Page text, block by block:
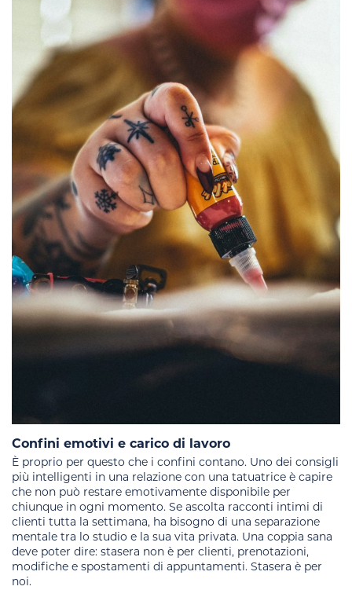
Confini emotivi e carico di lavoro
È proprio per questo che i confini contano. Uno dei consigli
più intelligenti in una relazione con una tatuatrice è capire
che non può restare emotivamente disponibile per
chiunque in ogni momento. Se ascolta racconti intimi di
clienti tutta la settimana, ha bisogno di una separazione
mentale tra lo studio e la sua vita privata. Una coppia sana
deve poter dire: stasera non è per clienti, prenotazioni,
modifiche e spostamenti di appuntamenti. Stasera è per
noi.